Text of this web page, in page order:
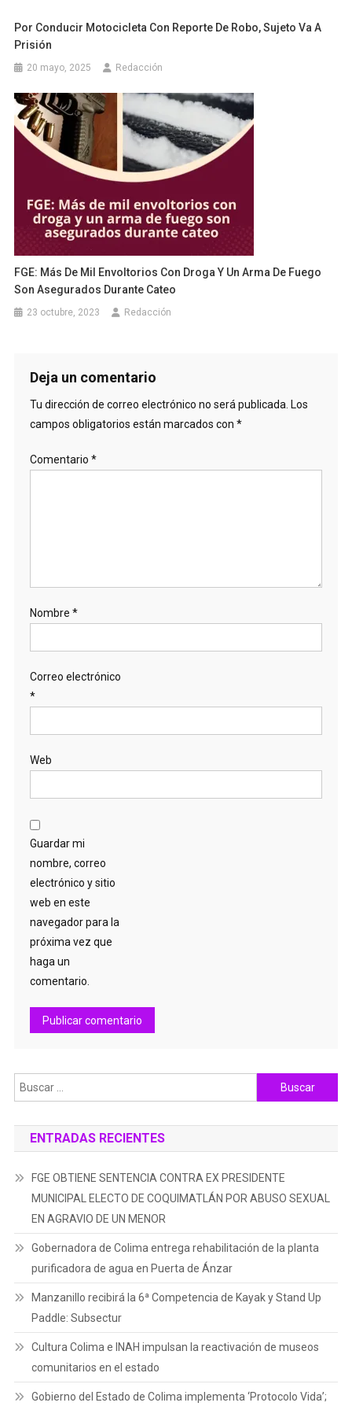
Por Conducir Motocicleta Con Reporte De Robo, Sujeto Va A
Prisión
20 mayo, 2025 Redacción
FGE: Más De Mil Envoltorios Con Droga Y Un Arma De Fuego
Son Asegurados Durante Cateo
23 octubre, 2023 Redacción
Deja un comentario
Tu dirección de correo electrónico no será publicada. Los
campos obligatorios están marcados con *
Comentario *
Nombre *
Correo electrónico
*
Web
Guardar mi
nombre, correo
electrónico y sitio
web en este
navegador para la
próxima vez que
haga un
comentario.
Buscar:
ENTRADAS RECIENTES
FGE OBTIENE SENTENCIA CONTRA EX PRESIDENTE
MUNICIPAL ELECTO DE COQUIMATLÁN POR ABUSO SEXUAL
EN AGRAVIO DE UN MENOR
Gobernadora de Colima entrega rehabilitación de la planta
purificadora de agua en Puerta de Ánzar
Manzanillo recibirá la 6ª Competencia de Kayak y Stand Up
Paddle: Subsectur
Cultura Colima e INAH impulsan la reactivación de museos
comunitarios en el estado
Gobierno del Estado de Colima implementa ‘Protocolo Vida’;